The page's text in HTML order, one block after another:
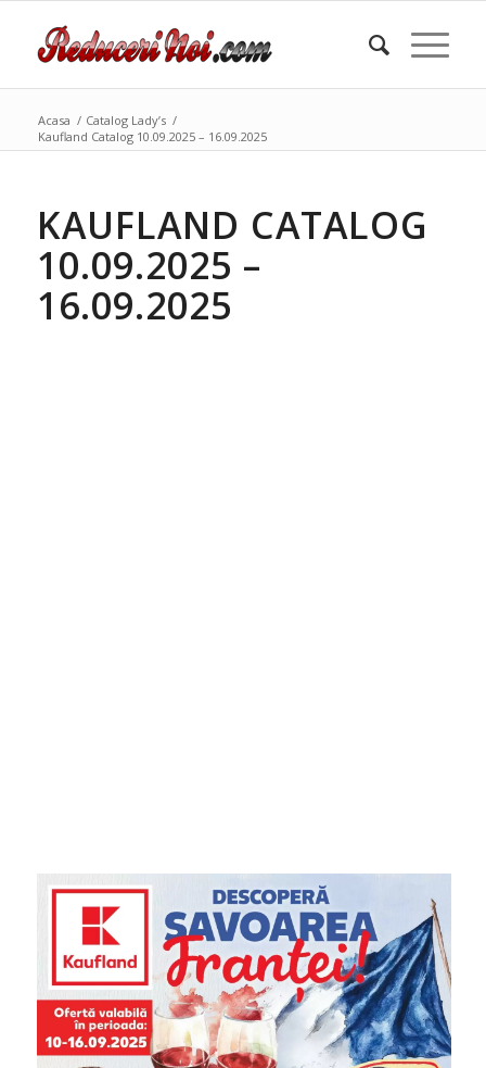
Acasa / Catalog Lady’s /
Kaufland Catalog 10.09.2025 – 16.09.2025
KAUFLAND CATALOG
10.09.2025 –
16.09.2025